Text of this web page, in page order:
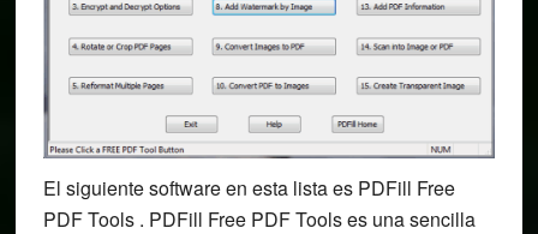
El siguiente software en esta lista es PDFill Free
PDF Tools . PDFill Free PDF Tools es una sencilla